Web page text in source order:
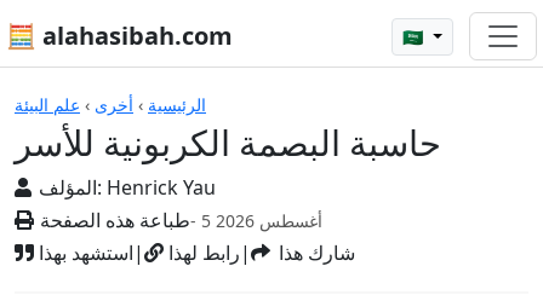
🧮 alahasibah.com 🇸🇦
الرئيسية › أخرى › علم البيئة
حاسبة البصمة الكربونية للأسر
المؤلف: Henrick Yau
طباعة هذه الصفحة
- 5 أغسطس 2026
استشهد بهذا| رابط لهذا| شارك هذا
الآلات الحاسبة